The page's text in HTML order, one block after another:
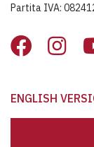
Partita IVA:
ENGLISH